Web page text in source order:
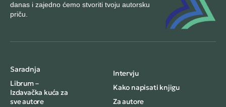
danas i zajedno ćemo stvoriti tvoju autorsku
priču.
Saradnja
Librum –
Izdavačka kuća za
sve autore
Intervju
Kako napisati knjigu
Za autore